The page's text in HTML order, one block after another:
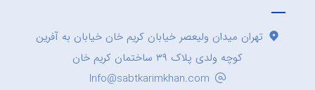
تهران میدان ولیعصر خیابان کریم خان خیابان به آفرین
کوچه ولدی پلاک ۳۹ ساختمان کریم خان
Info@sabtkarimkhan.com